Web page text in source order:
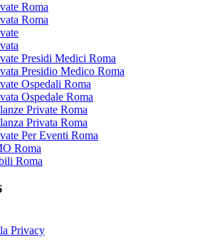
Roma
Roma
Presidi Medici Roma
Presidio Medico Roma
Ospedali Roma
Ospedale Roma
Private Roma
Privata Roma
Per Eventi Roma
Roma
Roma
Privacy